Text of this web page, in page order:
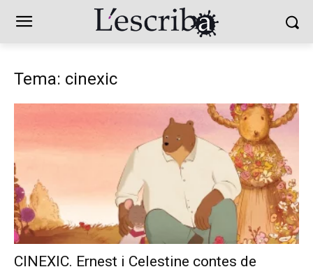
Tema: cinexic
CINEXIC. Ernest i Celestine contes de